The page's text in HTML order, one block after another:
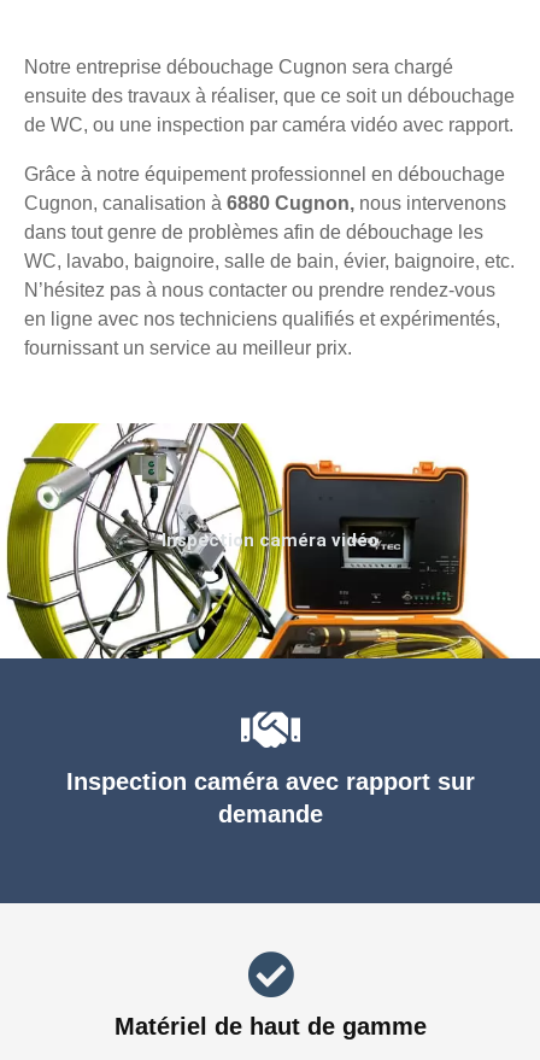
Notre entreprise débouchage Cugnon sera chargé
ensuite des travaux à réaliser, que ce soit un débouchage
de WC, ou une inspection par caméra vidéo avec rapport.
Grâce à notre équipement professionnel en débouchage
Cugnon, canalisation à 6880 Cugnon, nous intervenons
dans tout genre de problèmes afin de débouchage les
WC, lavabo, baignoire, salle de bain, évier, baignoire, etc.
N’hésitez pas à nous contacter ou prendre rendez-vous
en ligne avec nos techniciens qualifiés et expérimentés,
fournissant un service au meilleur prix.
Inspection caméra avec rapport sur
demande
Matériel de haut de gamme
Inspection caméra vidéo